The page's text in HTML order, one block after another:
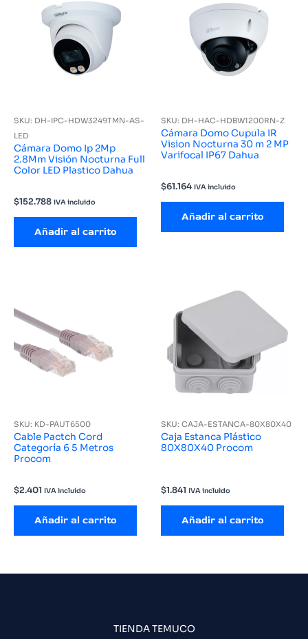
SKU: DH-IPC-HDW3249TMN-AS-
LED
Cámara Domo Ip 2Mp
2.8Mm Visión Nocturna Full
Color LED Plastico Dahua
$152.788 IVA incluido
Añadir al carrito
SKU: DH-HAC-HDBW1200RN-Z
Cámara Domo Cupula IR
Vision Nocturna 30 m 2 MP
Varifocal IP67 Dahua
$61.164 IVA incluido
Añadir al carrito
SKU: KD-PAUT6500
Cable Pactch Cord
Categoría 6 5 Metros
Procom
$2.401 IVA incluido
Añadir al carrito
SKU: CAJA-ESTANCA-80X80X40
Caja Estanca Plástico
80X80X40 Procom
$1.841 IVA incluido
Añadir al carrito
TIENDA TEMUCO